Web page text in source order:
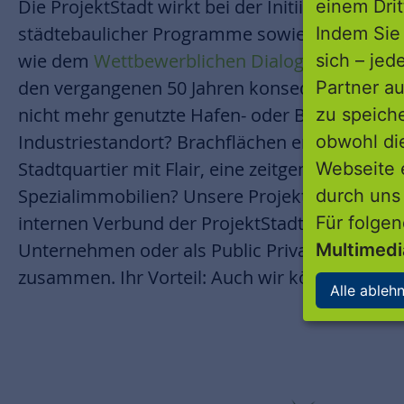
Die ProjektStadt wirkt bei der Initiierung,
städtebaulicher Programme sowie bei der
wie dem Wettbewerblichen Dialog mit. Wir
den vergangenen 50 Jahren konsequent
nicht mehr genutzte Hafen- oder Bahnanlage
Industriestandort? Brachflächen eröffnen
Stadtquartier mit Flair, eine zeitgemäße
Spezialimmobilien? Unsere
internen Verbund der ProjektStadt, sondern
Unternehmen oder als Public Private
zusammen. Ihr Vorteil: Auch wir können
einem
Indem
sich –
Partner
zu
obwohl
Webseite
durch
Für
Alle